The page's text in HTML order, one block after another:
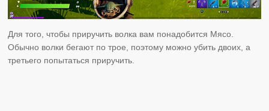
Для того, чтобы приручить волка вам понадобится Мясо.
Обычно волки бегают по трое, поэтому можно убить двоих, а
третьего попытаться приручить.